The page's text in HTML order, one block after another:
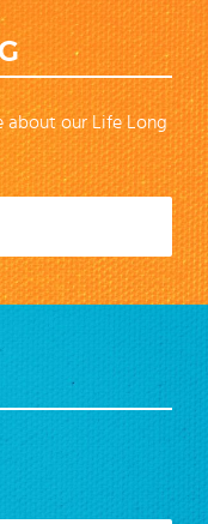
about our Life Long